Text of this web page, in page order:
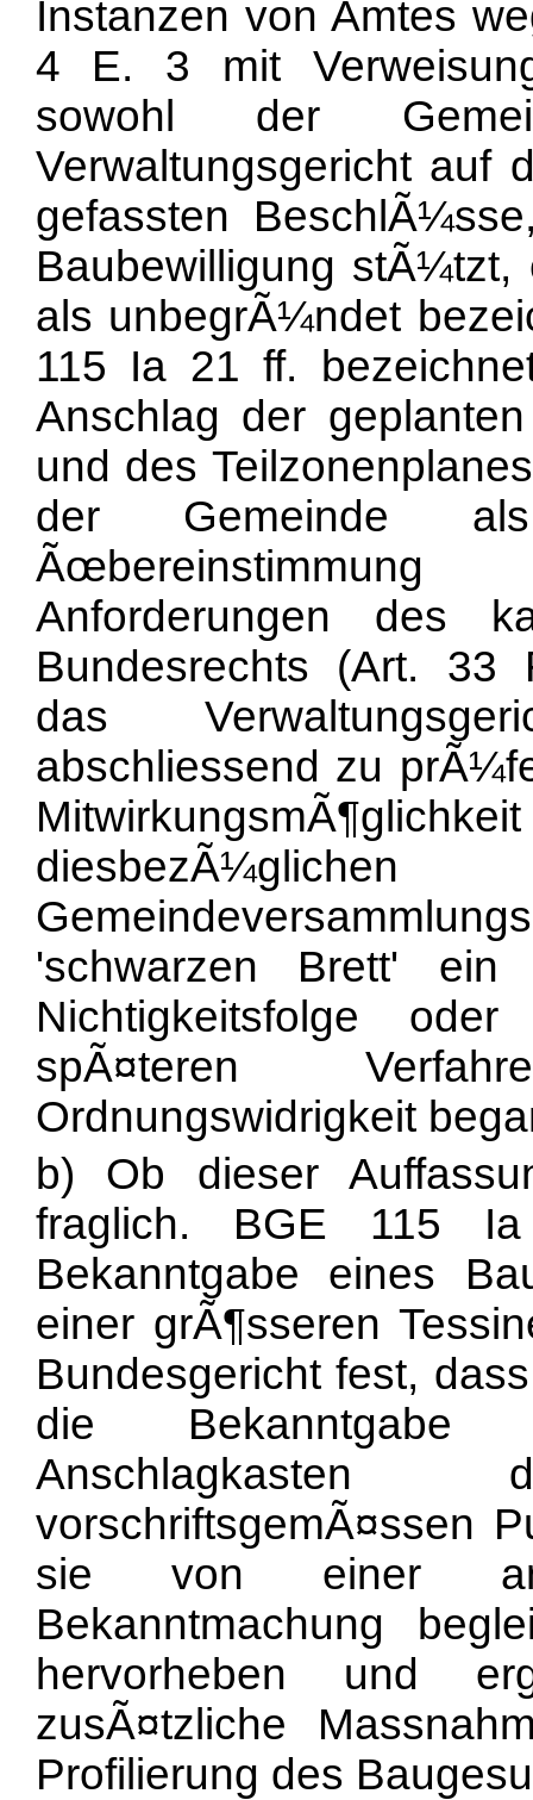
Instanzen von Amtes
4 E. 3 mit
sowohl der
Verwaltungsgericht auf
gefassten
Baubewilligung
als unbegrÃ¼ndet
115 Ia 21 ff.
Anschlag der
und des
der Gemeinde
Anforderungen des
Bundesrechts (Art. 33
das
abschliessend zu
diesbezÃ¼glichen
'schwarzen Brett' ein
Nichtigkeitsfolge
spÃ¤teren
Ordnungswidrigkeit
b) Ob dieser
fraglich. BGE 115
Bekanntgabe eines
einer grÃ¶sseren
Bundesgericht fest,
die Bekanntgabe
vorschriftsgemÃ¤ssen
sie von einer
Bekanntmachung
hervorheben und
zusÃ¤tzliche
Profilierung des